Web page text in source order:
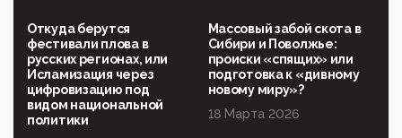
ребенка:"...
09:07, 10 Апреля 2026
Ачто, так можно было?Стоило России хоть капельку
показать зубы, отправивроссийский фрегат
Адмир...
05:52, 10 Апреля 2026
Откуда берутся
фестивали плова в
русских регионах, или
Исламизация через
цифровизацию под
видом национальной
политики
Массовый забой скота в
Сибири и Поволжье:
происки «спящих» или
подготовка к «дивному
новому миру»?
18 Марта 2026